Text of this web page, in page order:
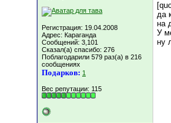
Регистрация: 19.04.2008
Адрес: Караганда
Сообщений: 3,101
Сказал(а) спасибо: 276
Поблагодарили 579 раз(а) в 216
сообщениях
Подарков: 1
Вес репутации: 115
да
на
У
ну